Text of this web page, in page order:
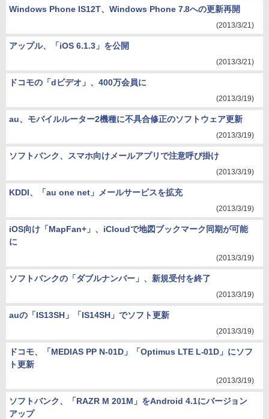
Windows Phone IS12T、Windows Phone 7.8への更新再開
(2013/3/21)
アップル、「iOS 6.1.3」を公開
(2013/3/21)
ドコモの「dビデオ」、400万会員に
(2013/3/19)
au、モバイルルーター2機種に不具合修正のソフトウェア更新
(2013/3/19)
ソフトバンク、スマホ向けメールアプリで注意呼び掛け
(2013/3/19)
KDDI、「au one net」メールサービスを拡充
(2013/3/19)
iOS向け「MapFan+」、iCloudで地図ブックマーク同期が可能
に
(2013/3/19)
ソフトバンクの「ダブルナンバー」、新規受付を終了
(2013/3/19)
auの「IS13SH」「IS14SH」でソフト更新
(2013/3/19)
ドコモ、「MEDIAS PP N-01D」「Optimus LTE L-01D」にソフ
ト更新
(2013/3/19)
ソフトバンク、「RAZR M 201M」をAndroid 4.1にバージョン
アップ